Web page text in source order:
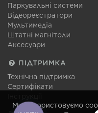
Ми використовуємо
Паркувальні системи
Відеореєстратори
Мультимедіа
Штатні магнітоли
Аксесуари
ПІДТРИМКА
Технічна підтримка
Сертифікати